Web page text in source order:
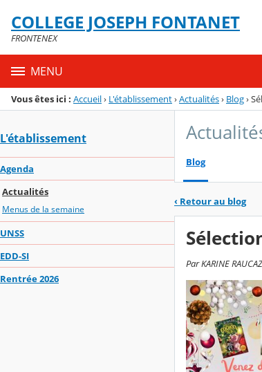
Menu de la rubrique
Contenu
COLLEGE JOSEPH FONTANET
FRONTENEX
MENU
Vous êtes ici : Accueil› L'établissement›Actualités› Blog›
L'établissement
Agenda
Actualités
Menus de la semaine
UNSS
EDD-SI
Rentrée 2026
Blog
‹ Retour au blog
Par KARINE